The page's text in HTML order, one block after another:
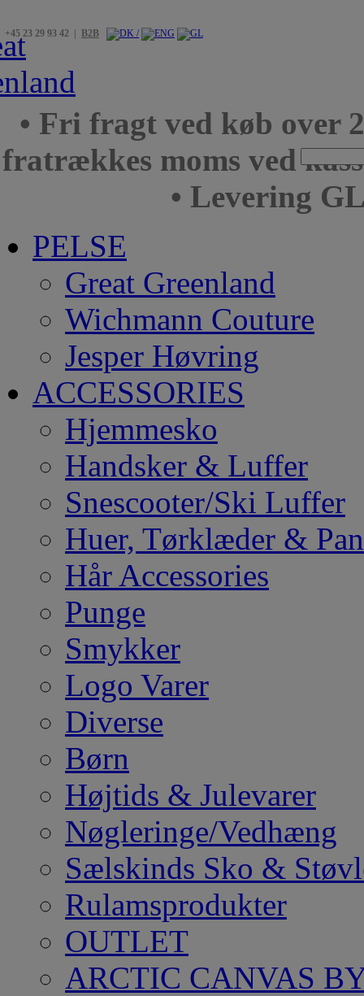
+45 23 29 93 42 | B2B
• Fri fragt ved køb over
fratrækkes moms ved
• Levering
PELSE
Great Greenland
Wichmann Couture
Jesper Høvring
ACCESSORIES
Hjemmesko
Handsker & Luffer
Snescooter/Ski Luffer
Huer, Tørklæder &
Hår Accessories
Punge
Smykker
Logo Varer
Diverse
Børn
Højtids & Julevarer
Nøgleringe/Vedhæng
Sælskinds Sko &
Rulamsprodukter
OUTLET
ARCTIC CANVAS